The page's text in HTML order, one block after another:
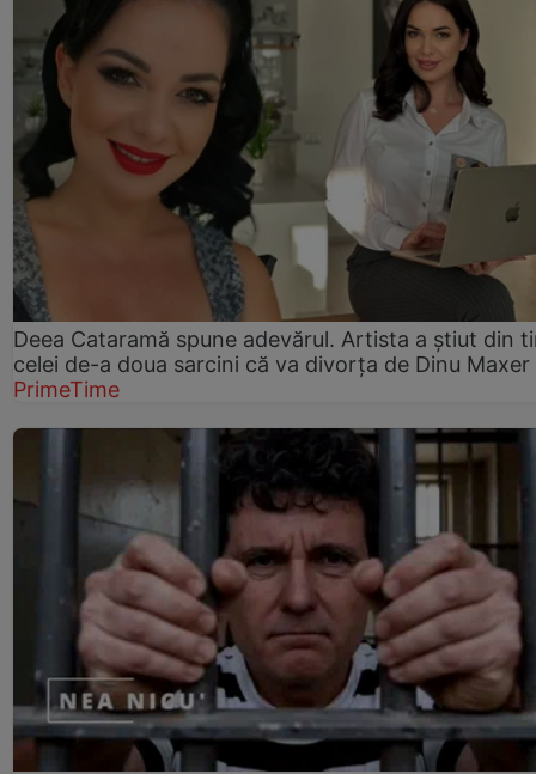
Deea Cataramă spune adevărul. Artista a știut din
celei de-a doua sarcini că va divorța de Dinu Maxer
PrimeTime